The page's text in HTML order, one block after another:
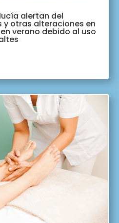
alertan del
y otras alteraciones en
verano debido al uso